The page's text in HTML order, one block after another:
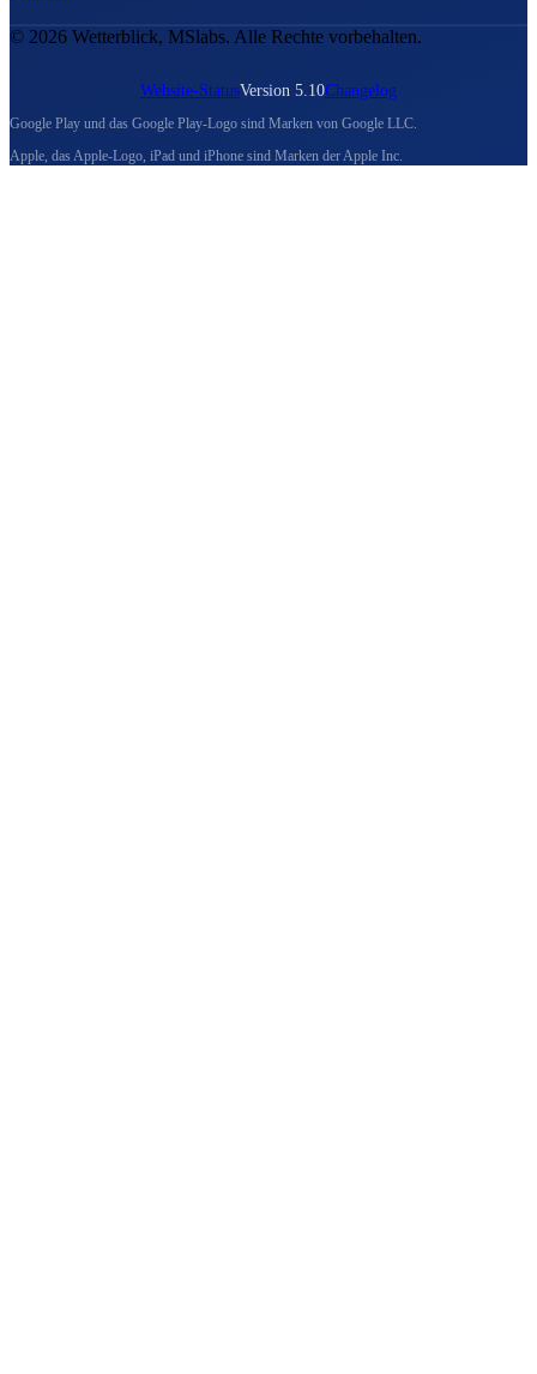
© 2026 Wetterblick, MSlabs. Alle Rechte vorbehalten.
Website-StatusVersion 5.10Changelog
Google Play und das Google Play-Logo sind Marken von Google LLC.
Apple, das Apple-Logo, iPad und iPhone sind Marken der Apple Inc.